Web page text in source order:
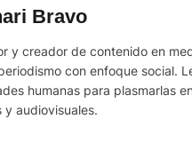
Bravo
y creador de contenido en
con enfoque social.
humanas para plasmarlas
audiovisuales.